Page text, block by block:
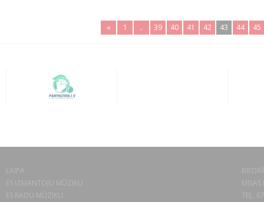
« 1 .. 39 40 41 42 43 44 45
LAIPA
ES IZMANTOJU MŪZIKU
ES RADU MŪZIKU
TEL.